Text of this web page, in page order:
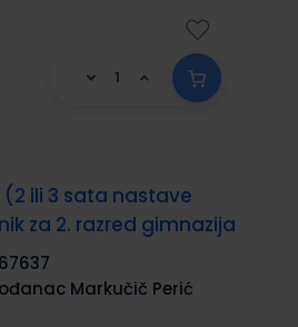
(2 ili 3 sata nastave
za 2. razred gimnazija
Markučič Perić